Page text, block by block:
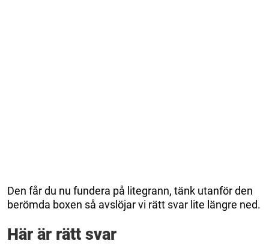
Den får du nu fundera på litegrann, tänk utanför den
berömda boxen så avslöjar vi rätt svar lite längre ned.
Här är rätt svar